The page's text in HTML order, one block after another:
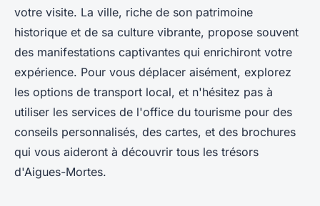
votre visite. La ville, riche de son patrimoine
historique et de sa culture vibrante, propose souvent
des manifestations captivantes qui enrichiront votre
expérience. Pour vous déplacer aisément, explorez
les options de transport local, et n'hésitez pas à
utiliser les services de l'office du tourisme pour des
conseils personnalisés, des cartes, et des brochures
qui vous aideront à découvrir tous les trésors
d'Aigues-Mortes.